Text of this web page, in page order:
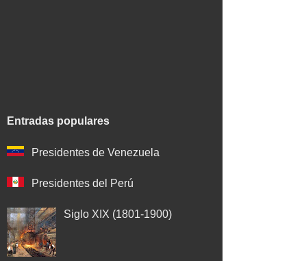
Entradas populares
Presidentes de Venezuela
Presidentes del Perú
Siglo XIX (1801-1900)